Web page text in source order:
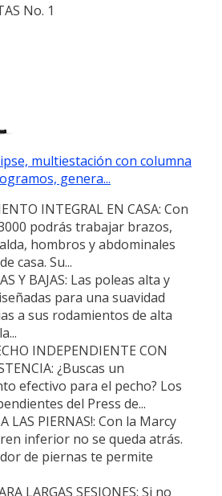
No. 1
multiestación con columna
genera...
INTEGRAL EN CASA: Con
podrás trabajar brazos,
hombros y abdominales
casa. Su...
Y BAJAS: Las poleas alta y
para una suavidad
a sus rodamientos de alta
INDEPENDIENTE CON
¿Buscas un
efectivo para el pecho? Los
del Press de...
LAS PIERNAS!: Con la Marcy
inferior no se queda atrás.
de piernas te permite
LARGAS SESIONES: Si no